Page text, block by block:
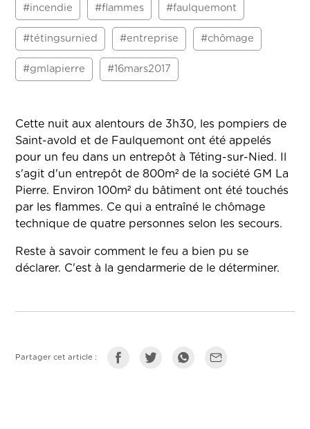
#incendie #flammes #faulquemont
#tétingsurnied #entreprise #chômage
#gmlapierre #16mars2017
Cette nuit aux alentours de 3h30, les pompiers de
Saint-avold et de Faulquemont ont été appelés
pour un feu dans un entrepôt à Téting-sur-Nied. Il
s'agit d'un entrepôt de 800m² de la société GM La
Pierre. Environ 100m² du bâtiment ont été touchés
par les flammes. Ce qui a entraîné le chômage
technique de quatre personnes selon les secours.
Reste à savoir comment le feu a bien pu se
déclarer. C'est à la gendarmerie de le déterminer.
Partager cet article :